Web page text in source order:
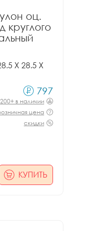
оц.
круглого
X 28.5 X
797
200+ в наличии
цена
скидки
КУПИТЬ